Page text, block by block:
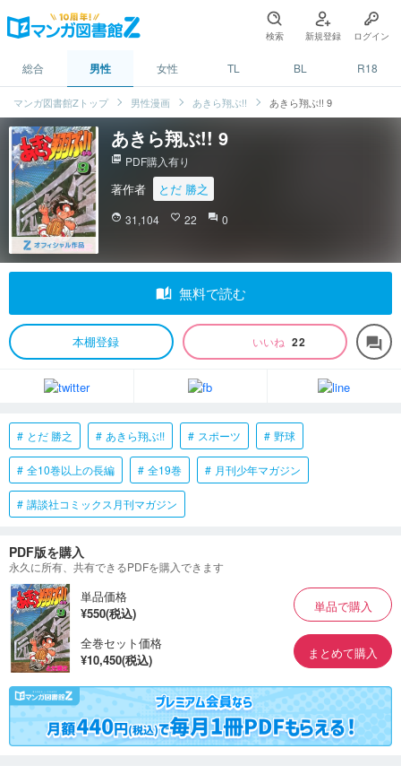
検索 新規登録 ログイン
総合 男性 女性 TL BL R18
マンガ図書館Zトップ 男性漫画 あきら翔ぶ!! あきら翔ぶ!! 9
あきら翔ぶ!! 9
picture_as_pdf PDF購入有り
著作者 とだ 勝之
face 31,104 favorite_border 22 question_answer 0
auto_stories 無料で読む
本棚登録 いいね 22 forum
とだ 勝之 あきら翔ぶ!! スポーツ 野球
全10巻以上の長編 全19巻 月刊少年マガジン
講談社コミックス月刊マガジン
PDF版を購入
永久に所有、共有できるPDFを購入できます
単品価格
¥550(税込)
単品で購入
全巻セット価格
¥10,450(税込)
まとめて購入